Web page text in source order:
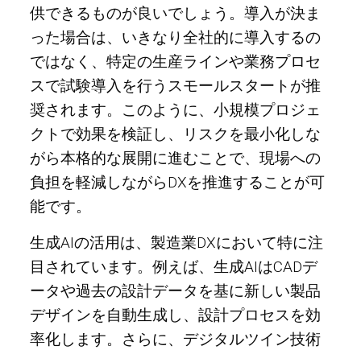
供できるものが良いでしょう。導入が決ま
った場合は、いきなり全社的に導入するの
ではなく、特定の生産ラインや業務プロセ
スで試験導入を行うスモールスタートが推
奨されます。このように、小規模プロジェ
クトで効果を検証し、リスクを最小化しな
がら本格的な展開に進むことで、現場への
負担を軽減しながらDXを推進することが可
能です。
生成AIの活用は、製造業DXにおいて特に注
目されています。例えば、生成AIはCADデ
ータや過去の設計データを基に新しい製品
デザインを自動生成し、設計プロセスを効
率化します。さらに、デジタルツイン技術